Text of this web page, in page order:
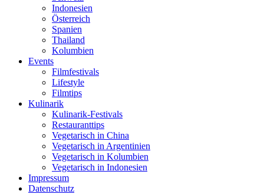
Indonesien
Österreich
Spanien
Thailand
Kolumbien
Events
Filmfestivals
Lifestyle
Filmtips
Kulinarik
Kulinarik-Festivals
Restauranttips
Vegetarisch in China
Vegetarisch in Argentinien
Vegetarisch in Kolumbien
Vegetarisch in Indonesien
Impressum
Datenschutz